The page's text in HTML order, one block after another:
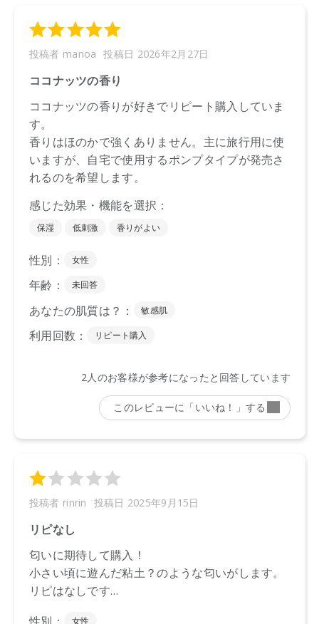
●パッケージはリニューアル等の理由により、写真と異なる場
合がございます。
載と異なる場合がございます。
●予告なくパッケージ仕様が変更になる場合がございます。